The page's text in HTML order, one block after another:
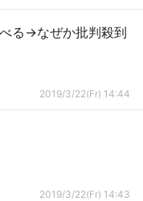
る→なぜか批判殺到
2019/3/22(Fr) 14:44
2019/3/22(Fr) 14:43